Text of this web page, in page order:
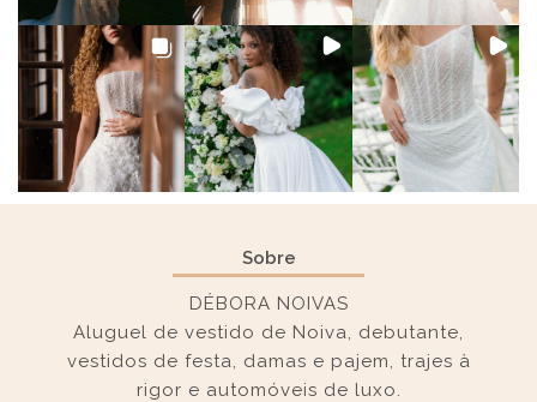
Sobre
DÉBORA NOIVAS
Aluguel de vestido de Noiva, debutante,
vestidos de festa, damas e pajem, trajes à
rigor e automóveis de luxo.